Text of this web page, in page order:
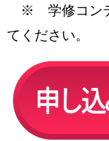
※ 学修コンテ
てください。